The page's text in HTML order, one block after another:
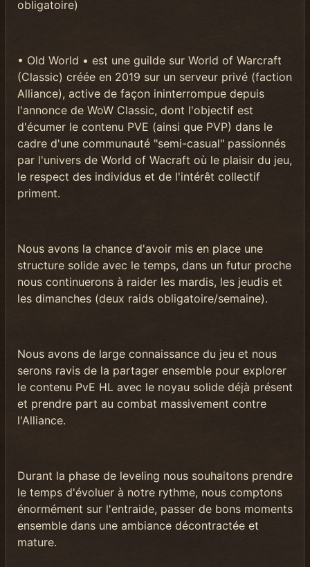
obligatoire)
• Old World • est une guilde sur World of Warcraft
(Classic) créée en 2019 sur un serveur privé (faction
Alliance), active de façon ininterrompue depuis
l'annonce de WoW Classic, dont l'objectif est
d'écumer le contenu PVE (ainsi que PVP) dans le
cadre d'une communauté "semi-casual" passionnés
par l'univers de World of Wacraft où le plaisir du jeu,
le respect des individus et de l'intérêt collectif
priment.
Nous avons la chance d'avoir mis en place une
structure solide avec le temps, dans un futur proche
nous continuerons à raider les mardis, les jeudis et
les dimanches (deux raids obligatoire/semaine).
Nous avons de large connaissance du jeu et nous
serons ravis de la partager ensemble pour explorer
le contenu PvE HL avec le noyau solide déjà présent
et prendre part au combat massivement contre
l'Alliance.
Durant la phase de leveling nous souhaitons prendre
le temps d'évoluer à notre rythme, nous comptons
énormément sur l'entraide, passer de bons moments
ensemble dans une ambiance décontractée et
mature.